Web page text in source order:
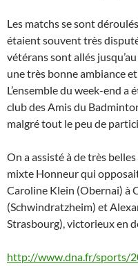
Les matchs se sont
étaient souvent très
vétérans sont allés
une très bonne ambiance
L’ensemble du week-end
club des Amis du
malgré tout le peu de
On a assisté à de très
mixte Honneur qui
Caroline Klein (Obernai) à
(Schwindratzheim) et
Strasbourg), victorieux en
http://www.dna.fr/sports/